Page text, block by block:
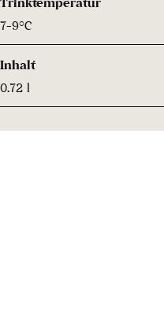
7-9°C
Inhalt
0.72 l